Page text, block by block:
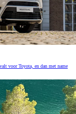
voor Toyota, en dan met name